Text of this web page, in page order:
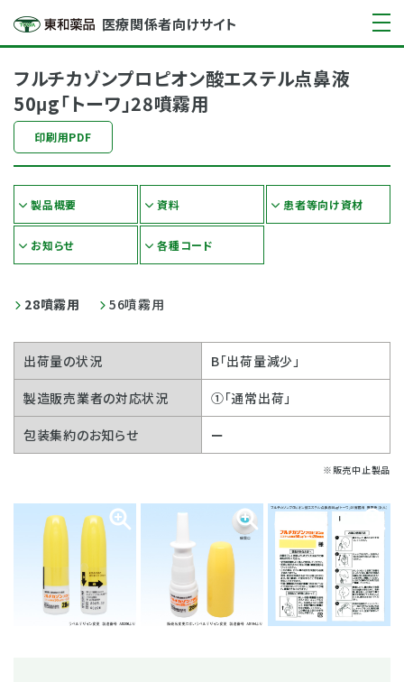
医療関係者向けサイト
フルチカゾンプロピオン酸エステル点鼻液
50μg「トーワ」28噴霧用
印刷用PDF
製品概要 資料 患者等向け資材
お知らせ 各種コード
28噴霧用 56噴霧用
出荷量の状況 B「出荷量減少」
製造販売業者の対応状況 ①「通常出荷」
包装集約のお知らせ ー
※販売中止製品